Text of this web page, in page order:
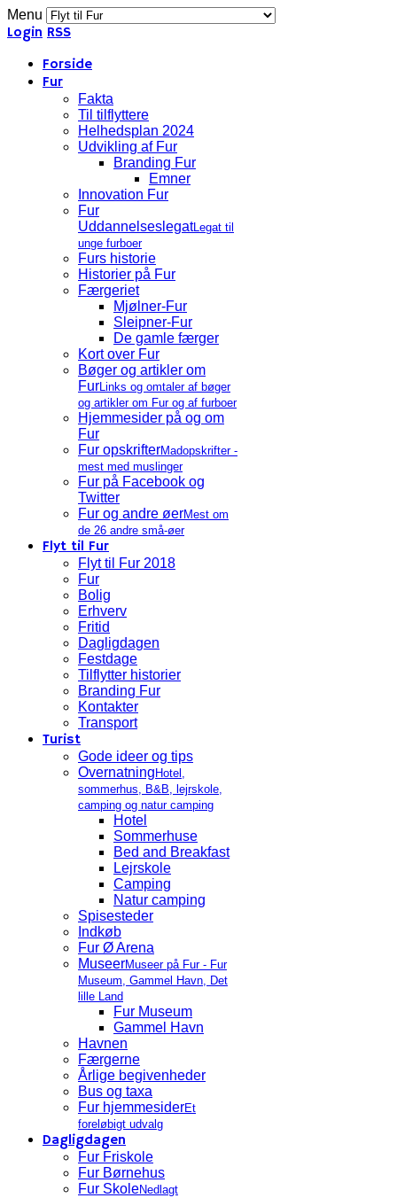
Menu
Login RSS
Forside
Fur
Fakta
Til tilflyttere
Helhedsplan 2024
Udvikling af Fur
Branding Fur
Emner
Innovation Fur
Fur
UddannelseslegatLegat til
unge furboer
Furs historie
Historier på Fur
Færgeriet
Mjølner-Fur
Sleipner-Fur
De gamle færger
Kort over Fur
Bøger og artikler om
FurLinks og omtaler af bøger
og artikler om Fur og af furboer
Hjemmesider på og om
Fur
Fur opskrifterMadopskrifter -
mest med muslinger
Fur på Facebook og
Twitter
Fur og andre øerMest om
de 26 andre små-øer
Flyt til Fur
Flyt til Fur 2018
Fur
Bolig
Erhverv
Fritid
Dagligdagen
Festdage
Tilflytter historier
Branding Fur
Kontakter
Transport
Turist
Gode ideer og tips
Overnatning Hotel,
sommerhus, B&B, lejrskole,
camping og natur camping
Hotel
Sommerhuse
Bed and Breakfast
Lejrskole
Camping
Natur camping
Spisesteder
Indkøb
Fur Ø Arena
MuseerMuseer på Fur - Fur
Museum, Gammel Havn, Det
lille Land
Fur Museum
Gammel Havn
Havnen
Færgerne
Årlige begivenheder
Bus og taxa
Fur hjemmesiderEt
foreløbigt udvalg
Dagligdagen
Fur Friskole
Fur Børnehus
Fur SkoleNedlagt